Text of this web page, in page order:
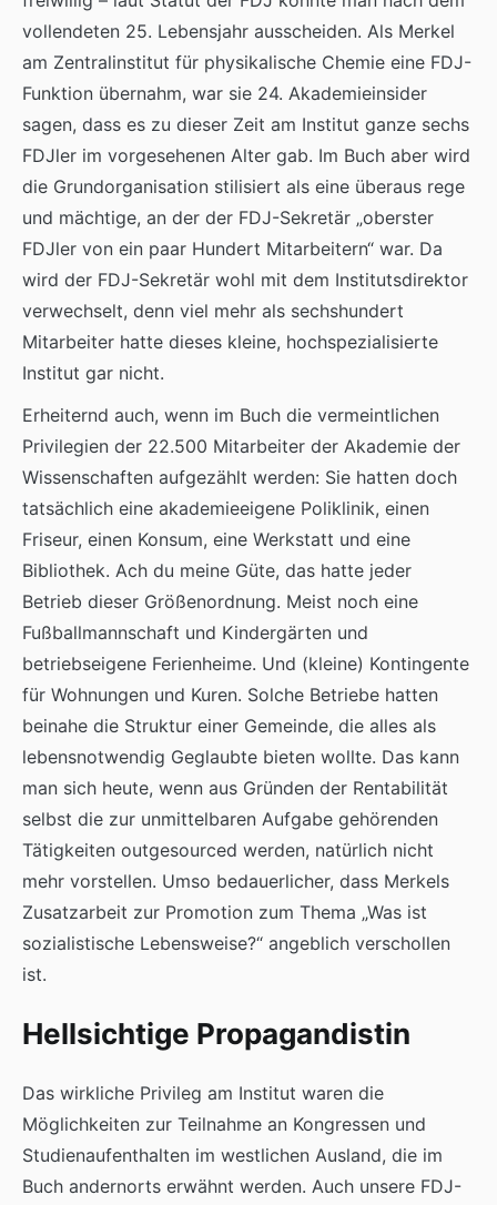
vollendeten 25. Lebensjahr ausscheiden. Als Merkel
am Zentralinstitut für physikalische Chemie eine FDJ-
Funktion übernahm, war sie 24. Akademieinsider
sagen, dass es zu dieser Zeit am Institut ganze sechs
FDJler im vorgesehenen Alter gab. Im Buch aber wird
die Grundorganisation stilisiert als eine überaus rege
und mächtige, an der der FDJ-Sekretär „oberster
FDJler von ein paar Hundert Mitarbeitern“ war. Da
wird der FDJ-Sekretär wohl mit dem Institutsdirektor
verwechselt, denn viel mehr als sechshundert
Mitarbeiter hatte dieses kleine, hochspezialisierte
Institut gar nicht.
Erheiternd auch, wenn im Buch die vermeintlichen
Privilegien der 22.500 Mitarbeiter der Akademie der
Wissenschaften aufgezählt werden: Sie hatten doch
tatsächlich eine akademieeigene Poliklinik, einen
Friseur, einen Konsum, eine Werkstatt und eine
Bibliothek. Ach du meine Güte, das hatte jeder
Betrieb dieser Größenordnung. Meist noch eine
Fußballmannschaft und Kindergärten und
betriebseigene Ferienheime. Und (kleine) Kontingente
für Wohnungen und Kuren. Solche Betriebe hatten
beinahe die Struktur einer Gemeinde, die alles als
lebensnotwendig Geglaubte bieten wollte. Das kann
man sich heute, wenn aus Gründen der Rentabilität
selbst die zur unmittelbaren Aufgabe gehörenden
Tätigkeiten outgesourced werden, natürlich nicht
mehr vorstellen. Umso bedauerlicher, dass Merkels
Zusatzarbeit zur Promotion zum Thema „Was ist
sozialistische Lebensweise?“ angeblich verschollen
ist.
Hellsichtige Propagandistin
Das wirkliche Privileg am Institut waren die
Möglichkeiten zur Teilnahme an Kongressen und
Studienaufenthalten im westlichen Ausland, die im
Buch andernorts erwähnt werden. Auch unsere FDJ-